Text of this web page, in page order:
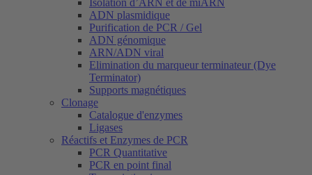
Isolation d’ARN et de miARN
ADN plasmidique
Purification de PCR / Gel
ADN génomique
ARN/ADN viral
Elimination du marqueur terminateur (Dye
Terminator)
Supports magnétiques
Clonage
Catalogue d'enzymes
Ligases
Réactifs et Enzymes de PCR
PCR Quantitative
PCR en point final